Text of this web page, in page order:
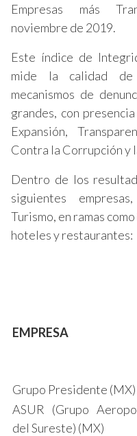
Empresas más
noviembre de 2019.
Este índice de
mide la calidad de
mecanismos de
grandes, con
Expansión,
Contra la Corrupción y
Dentro de los
siguientes
Turismo, en ramas
hoteles y restaurantes:
EMPRESA
Grupo Presidente (MX)
ASUR (Grupo
del Sureste) (MX)